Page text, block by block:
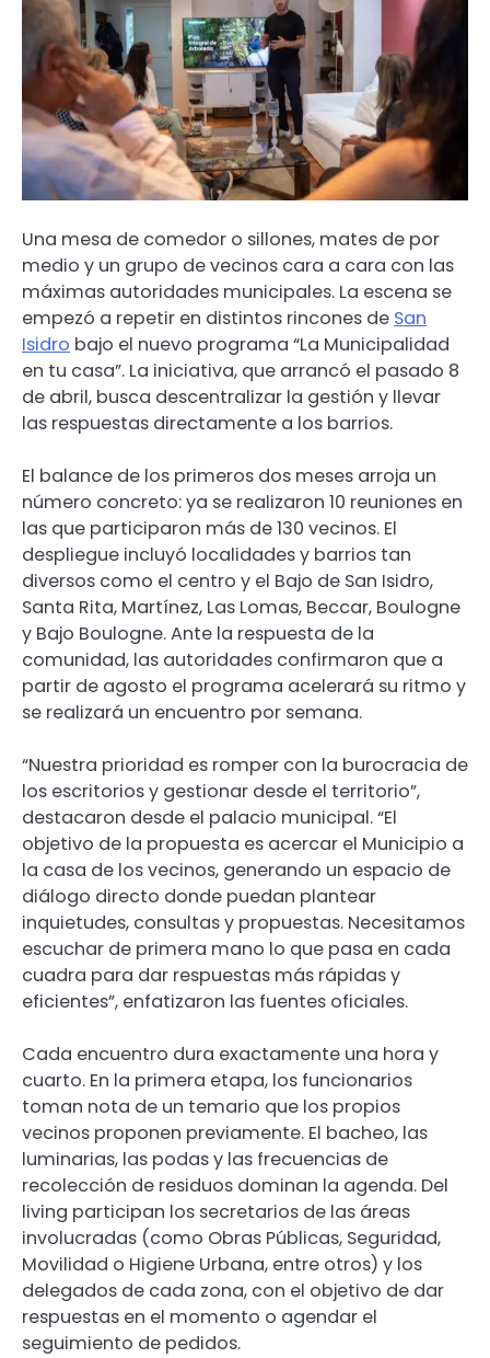
Una mesa de comedor o sillones, mates de por
medio y un grupo de vecinos cara a cara con las
máximas autoridades municipales. La escena se
empezó a repetir en distintos rincones de San
Isidro bajo el nuevo programa “La Municipalidad
en tu casa”. La iniciativa, que arrancó el pasado 8
de abril, busca descentralizar la gestión y llevar
las respuestas directamente a los barrios.
El balance de los primeros dos meses arroja un
número concreto: ya se realizaron 10 reuniones en
las que participaron más de 130 vecinos. El
despliegue incluyó localidades y barrios tan
diversos como el centro y el Bajo de San Isidro,
Santa Rita, Martínez, Las Lomas, Beccar, Boulogne
y Bajo Boulogne. Ante la respuesta de la
comunidad, las autoridades confirmaron que a
partir de agosto el programa acelerará su ritmo y
se realizará un encuentro por semana.
“Nuestra prioridad es romper con la burocracia de
los escritorios y gestionar desde el territorio”,
destacaron desde el palacio municipal. “El
objetivo de la propuesta es acercar el Municipio a
la casa de los vecinos, generando un espacio de
diálogo directo donde puedan plantear
inquietudes, consultas y propuestas. Necesitamos
escuchar de primera mano lo que pasa en cada
cuadra para dar respuestas más rápidas y
eficientes”, enfatizaron las fuentes oficiales.
Cada encuentro dura exactamente una hora y
cuarto. En la primera etapa, los funcionarios
toman nota de un temario que los propios
vecinos proponen previamente. El bacheo, las
luminarias, las podas y las frecuencias de
recolección de residuos dominan la agenda. Del
living participan los secretarios de las áreas
involucradas (como Obras Públicas, Seguridad,
Movilidad o Higiene Urbana, entre otros) y los
delegados de cada zona, con el objetivo de dar
respuestas en el momento o agendar el
seguimiento de pedidos.